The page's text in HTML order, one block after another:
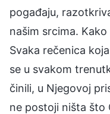
pogađaju,
našim srcima.
Svaka rečenica
se u svakom
činili, u Njegovoj
ne postoji ništa što